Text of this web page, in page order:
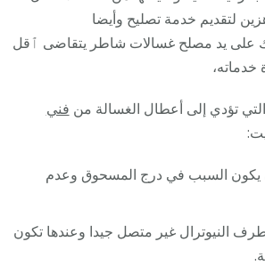
لتقديم خدمة تصليح وأيضا
على يد مصلح غسالات شاطر يتقاضى ٱقل
خدماته،
تؤدي إلى أعطال الغسالة من فني
يكون السبب في درج المسحوق وعدم
النيوترال غير متصل جيدا وعندها تكون